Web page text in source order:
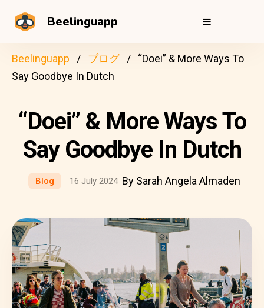
Beelinguapp
Beelinguapp ブログ
“Doei” & More Ways To
Say Goodbye In Dutch
“Doei” & More Ways To
Say Goodbye In Dutch
Blog 16 July 2024 By Sarah Angela Almaden